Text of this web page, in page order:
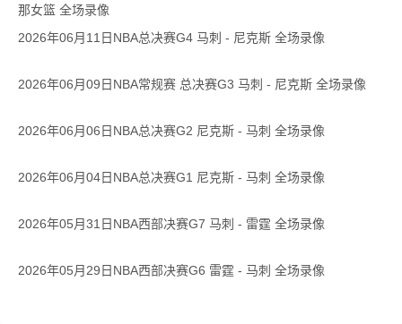
那女篮 全场录像
2026年06月11日NBA总决赛G4 马刺 - 尼克斯 全场录像
2026年06月09日NBA常规赛 总决赛G3 马刺 - 尼克斯 全场录像
2026年06月06日NBA总决赛G2 尼克斯 - 马刺 全场录像
2026年06月04日NBA总决赛G1 尼克斯 - 马刺 全场录像
2026年05月31日NBA西部决赛G7 马刺 - 雷霆 全场录像
2026年05月29日NBA西部决赛G6 雷霆 - 马刺 全场录像